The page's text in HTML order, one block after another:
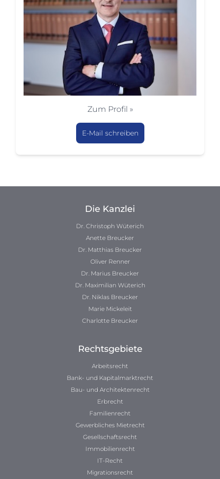
Zum Profil »
E-Mail schreiben
Die Kanzlei
Dr. Christoph Wüterich
Anette Breucker
Dr. Matthias Breucker
Oliver Renner
Dr. Marius Breucker
Dr. Maximilian Wüterich
Dr. Niklas Breucker
Marie Mickeleit
Charlotte Breucker
Rechtsgebiete
Arbeitsrecht
Bank- und Kapitalmarktrecht
Bau- und Architektenrecht
Erbrecht
Familienrecht
Gewerbliches Mietrecht
Gesellschaftsrecht
Immobilienrecht
IT-Recht
Migrationsrecht